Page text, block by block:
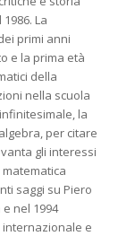
La
primi anni
e la prima età
della
nella scuola
la
per citare
gli interessi
saggi su Piero
nel 1994
internazionale e